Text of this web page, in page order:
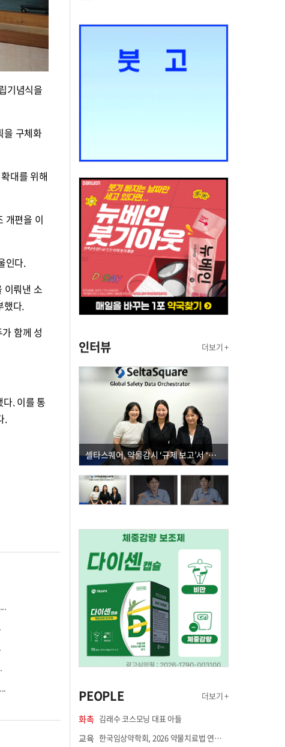
기념식을
을 구체화
대를 위해
개편을 이
인다.
이뤄낸 소
했다.
함께 성
. 이를 통
.
인터뷰 더보기 +
셀타스퀘어, 약물감시 ‘규제 보고’서 ‘데이터 의사결정’으로 "PVX 전환 요구 커진다"
PEOPLE 더보기 +
화촉 김래수 코스모닝 대표 아들
교육 한국임상약학회, 2026 약물치료법 연수강좌 8월 21일 개최